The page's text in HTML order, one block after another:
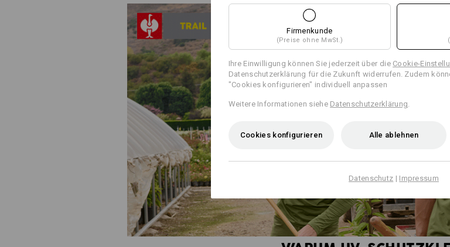
Firmenkunde
(Preise ohne MwSt.)
Ihre Einwilligung können Sie jederzeit über die Cookie-
Datenschutzerklärung für die Zukunft widerrufen. Zudem
"Cookies konfigurieren" individuell anpassen
Weitere Informationen siehe Datenschutzerklärung
Cookies konfigurieren Alle ablehnen
Datenschutz | Impressum